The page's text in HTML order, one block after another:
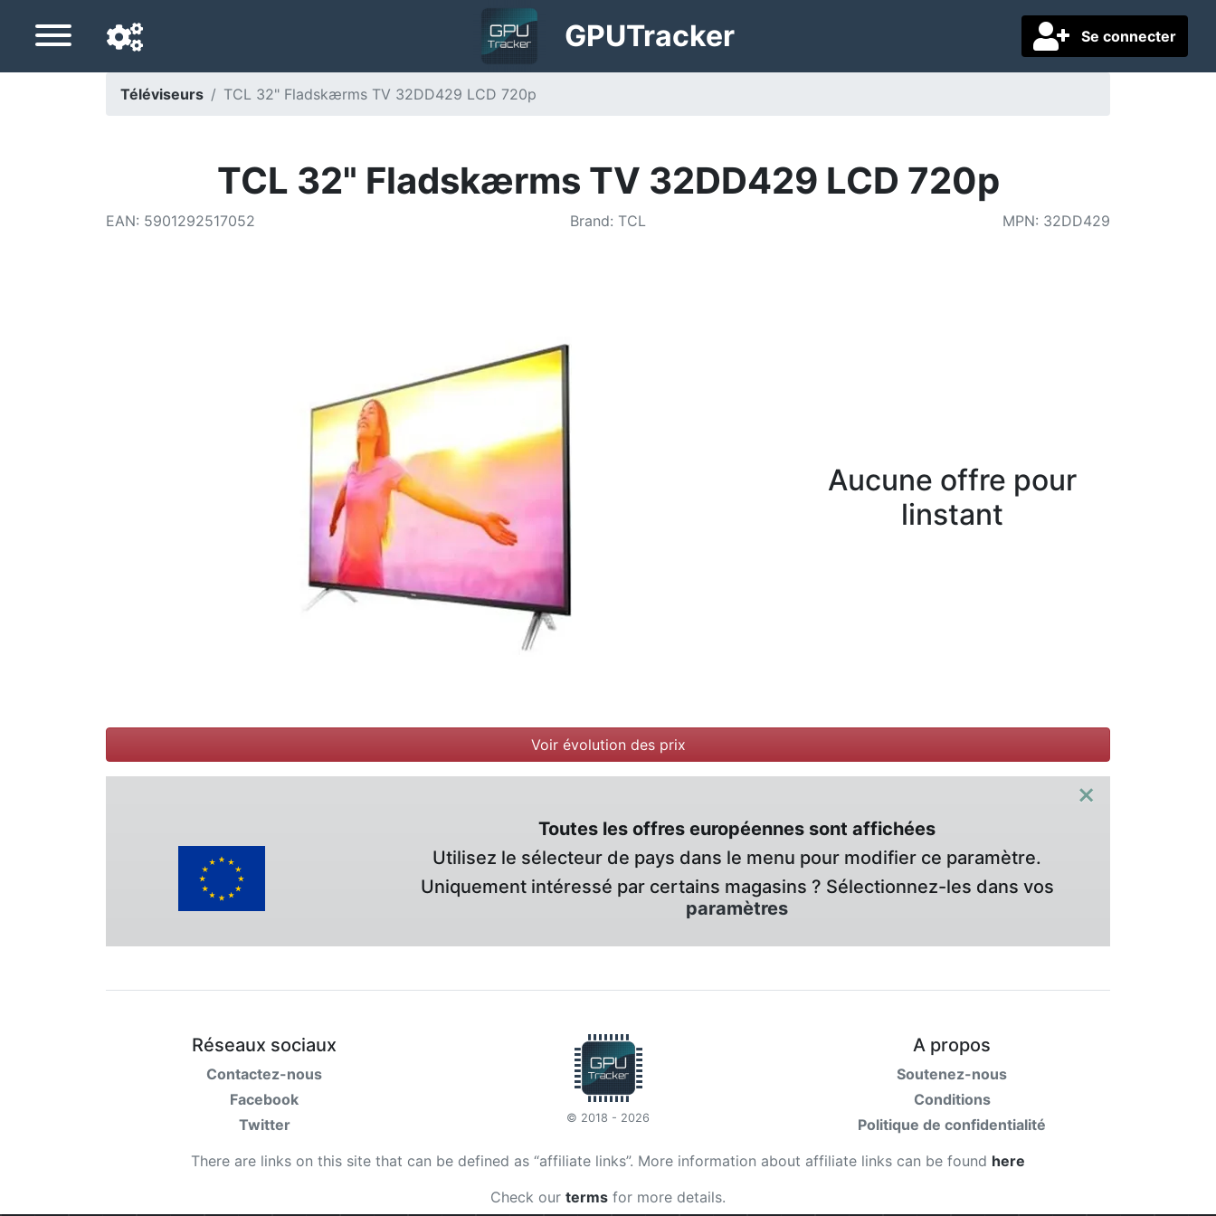
Se connecter
GPUTracker
Téléviseurs TCL 32" Fladskærms TV 32DD429 LCD 720p
TCL 32" Fladskærms TV 32DD429 LCD 720p
EAN: 5901292517052 Brand: TCL MPN: 32DD429
Aucune offre pour
linstant
Voir évolution des prix
×
Toutes les offres européennes sont affichées
Utilisez le sélecteur de pays dans le menu pour modifier ce paramètre.
Uniquement intéressé par certains magasins ? Sélectionnez-les dans vos
paramètres
Réseaux sociaux
Contactez-nous
Facebook
Twitter
© 2018 - 2026
A propos
Soutenez-nous
Conditions
Politique de confidentialité
There are links on this site that can be defined as “affiliate links”. More information about affiliate links can be found here
Check our terms for more details.